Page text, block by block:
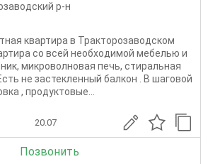
р-н
квартира в Тракторозаводском
со всей необходимой мебелью и
микроволновая печь, стиральная
не застекленный балкон . В шаговой
, продуктовые...
20.07
Позвонить